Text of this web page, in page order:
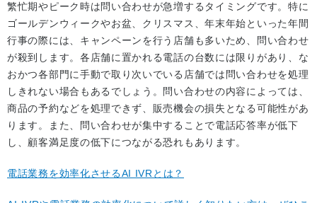
繁忙期やピーク時は問い合わせが急増するタイミングです。特に
ゴールデンウィークやお盆、クリスマス、年末年始といった年間
行事の際には、キャンペーンを行う店舗も多いため、問い合わせ
が殺到します。各店舗に置かれる電話の台数には限りがあり、な
おかつ各部門に手動で取り次いでいる店舗では問い合わせを処理
しきれない場合もあるでしょう。問い合わせの内容によっては、
商品の予約などを処理できず、販売機会の損失となる可能性があ
ります。また、問い合わせが集中することで電話応答率が低下
し、顧客満足度の低下につながる恐れもあります。
電話業務を効率化させるAI IVRとは？